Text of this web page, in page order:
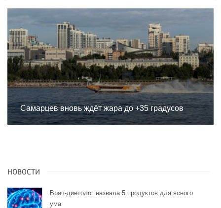
Самарцев вновь ждёт жара до +35 градусов
НОВОСТИ
Врач-диетолог назвала 5 продуктов для ясного
ума